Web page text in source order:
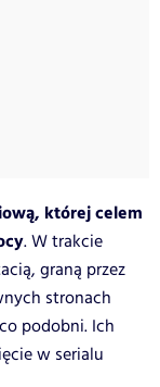
której celem
. W trakcie
graną przez
stronach
podobni. Ich
w serialu